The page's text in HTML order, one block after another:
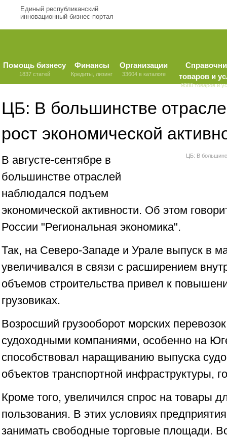
Единый республиканский
инновационный бизнес-портал
Помощь бизнесу
1837 статей
Финансы
Кредиты, лизинг
Организации
33604 в каталоге
товаров и
9580 товаров и
ЦБ: В большинстве
рост экономической
ЦБ: В
В августе-сентябре в
большинстве отраслей
наблюдался подъем
экономической активности. Об этом
России "Региональная экономика".
Так, на Северо-Западе и Урале выпуск в
увеличивался в связи с расширением
объемов строительства привел к
грузовиках.
Возросший грузооборот морских
судоходными компаниями, особенно на
способствовал наращиванию выпуска
объектов транспортной инфраструктуры,
Кроме того, увеличился спрос на товары
пользования. В этих условиях
занимать свободные торговые площади.